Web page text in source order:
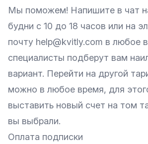
Мы поможем! Напишите в чат
будни с 10 до 18 часов или на
почту help@kvitly.com в любое
специалисты подберут вам
вариант. Перейти на другой
можно в любое время, для
выставить новый счет на том
вы выбрали.
Оплата подписки